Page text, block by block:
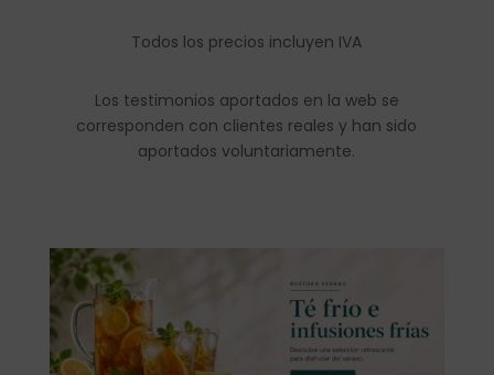
Todos los precios incluyen IVA
Los testimonios aportados en la web se
corresponden con clientes reales y han sido
aportados voluntariamente.